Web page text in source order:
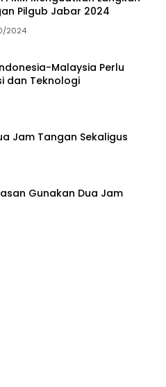
Pilgub Jabar 2024
2024
Malaysia Perlu
dan Teknologi
Jam Tangan Sekaligus
Gunakan Dua Jam